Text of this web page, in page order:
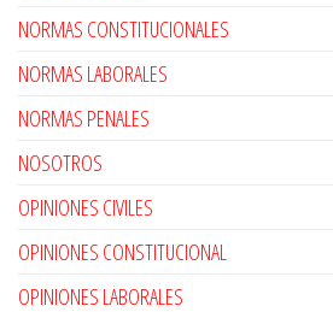
NORMAS CONSTITUCIONALES
NORMAS LABORALES
NORMAS PENALES
NOSOTROS
OPINIONES CIVILES
OPINIONES CONSTITUCIONAL
OPINIONES LABORALES